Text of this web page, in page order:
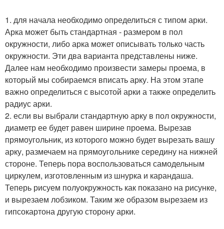
1. для начала необходимо определиться с типом арки.
Арка может быть стандартная - размером в пол
окружности, либо арка может описывать только часть
окружности. Эти два варианта представлены ниже.
Далее нам необходимо произвести замеры проема, в
который мы собираемся вписать арку. На этом этапе
важно определиться с высотой арки а также определить
радиус арки.
2. если вы выбрали стандартную арку в пол окружности,
диаметр ее будет равен ширине проема. Вырезав
прямоугольник, из которого можно будет вырезать вашу
арку, размечаем на прямоугольнике середину на нижней
стороне. Теперь пора воспользоваться самодельным
циркулем, изготовленным из шнурка и карандаша.
Теперь рисуем полуокружность как показано на рисунке,
и вырезаем лобзиком. Таким же образом вырезаем из
гипсокартона другую сторону арки.